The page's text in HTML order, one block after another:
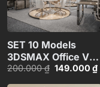
+
SET 10 Models
3DSMAX Office VOL
1
200.000₫ Giá
là:
149.000₫